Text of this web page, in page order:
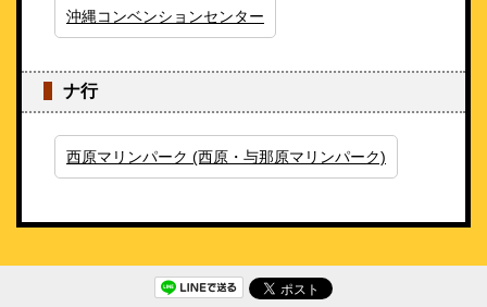
沖縄コンベンションセンター
ナ行
西原マリンパーク (西原・与那原マリンパーク)